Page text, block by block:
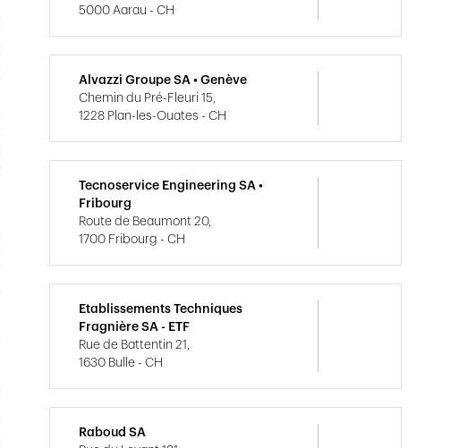
5000 Aarau - CH
Alvazzi Groupe SA • Genève
Chemin du Pré-Fleuri 15,
1228 Plan-les-Ouates - CH
Tecnoservice Engineering SA •
Fribourg
Route de Beaumont 20,
1700 Fribourg - CH
Etablissements Techniques
Fragnière SA - ETF
Rue de Battentin 21,
1630 Bulle - CH
Raboud SA